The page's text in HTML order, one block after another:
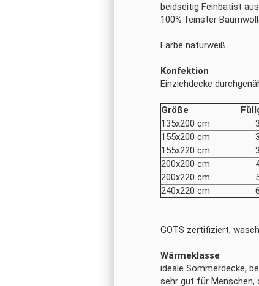
beidseitig Feinbatist aus
100% feinster
Farbe naturweiß
Konfektion
Einziehdecke
Größe
135x200 cm
155x200 cm
155x220 cm
200x200 cm
200x220 cm
240x220 cm
GOTS zertifiziert,
Wärmeklasse
idea­le Som­mer­de­cke,
sehr gut für Men­schen,